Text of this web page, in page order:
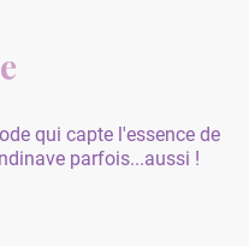
qui capte l'essence de
parfois...aussi !